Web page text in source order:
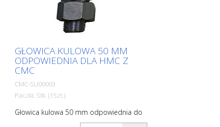
GŁOWICA KULOWA 50 MM
ODPOWIEDNIA DLA HMC Z
CMC
CMC-SU00003
Paczki: Stk. (1Szt.)
Głowica kulowa 50 mm odpowiednia do
sprzęgania kulowego / haka holowniczego